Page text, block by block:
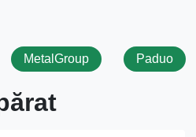
MetalGroup Paduo